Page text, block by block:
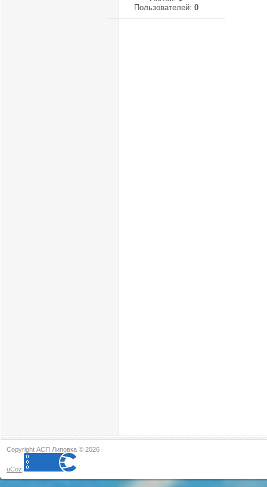
Пользователей: 0
Copyright АСП Липовка © 2026
uCoz